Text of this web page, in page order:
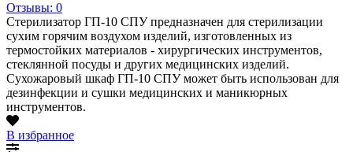
Отзывы: 0
Стерилизатор ГП-10 СПУ предназначен для стерилизации
сухим горячим воздухом изделий, изготовленных из
термостойких материалов - хирургических инструментов,
стеклянной посуды и других медицинских изделий.
Сухожаровый шкаф ГП-10 СПУ может быть использован для
дезинфекции и сушки медицинских и маникюрных
инструментов.
В избранное